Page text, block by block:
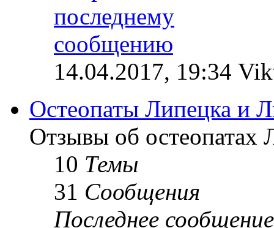
14.04.2017, 19:34
Остеопаты Липецка и
Отзывы об остеопатах
10 Темы
31 Сообщения
Последнее сообщение